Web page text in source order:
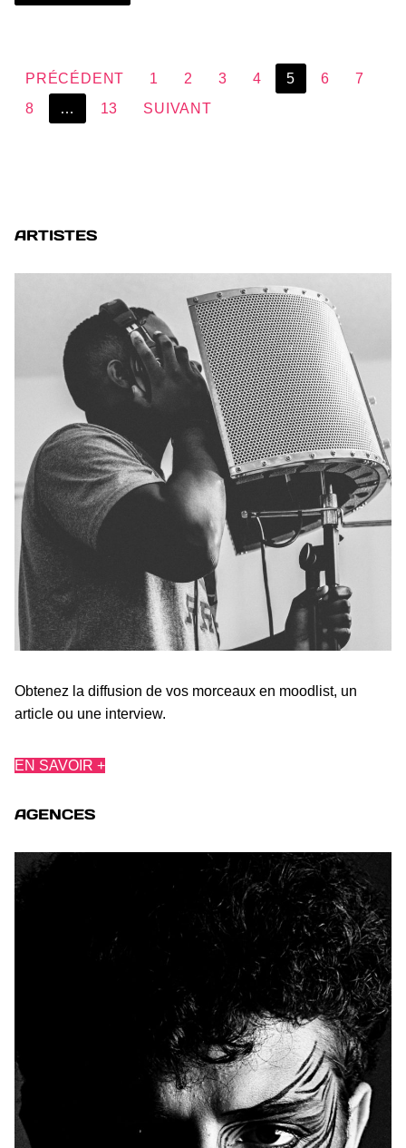
PRÉCÉDENT 1 2 3 4 5 6
7
8
… 13 SUIVANT
ARTISTES
Obtenez la diffusion de vos morceaux en moodlist, un
article ou une interview.
EN SAVOIR +
AGENCES